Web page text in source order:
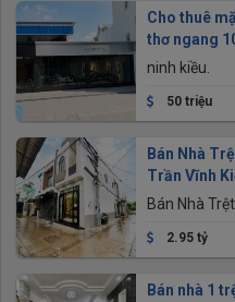
Cho thuê
thơ ngang
ninh kiều.
50 triệu
Bán Nhà
Trần Vĩnh
Quốc Việt
Bán Nhà
Gần Chợ An
2.95 tỷ
Bán nhà 1